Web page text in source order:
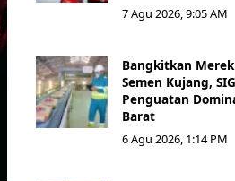
7 Agu 2026, 9:05 AM
Bangkitkan
Semen Kujang,
Penguatan
Barat
6 Agu 2026, 1:14 PM